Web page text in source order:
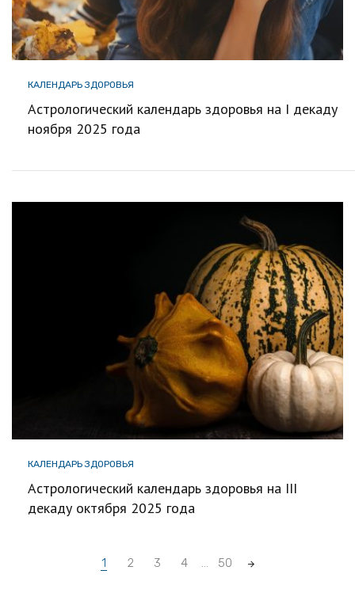
КАЛЕНДАРЬ ЗДОРОВЬЯ
Астрологический календарь здоровья на I декаду
ноября 2025 года
КАЛЕНДАРЬ ЗДОРОВЬЯ
Астрологический календарь здоровья на III
декаду октября 2025 года
1 2 3 4 … 50